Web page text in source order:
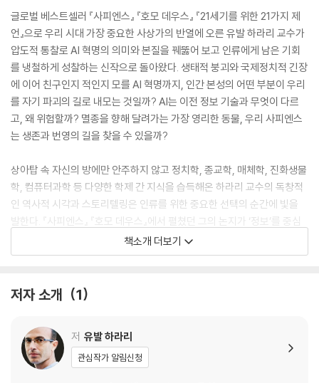
글로벌 베스트셀러 『사피엔스』 『호모 데우스』 『21세기를 위한 21가지 제
언』으로 우리 시대 가장 중요한 사상가의 반열에 오른 유발 하라리 교수가
압도적 통찰로 AI 혁명의 의미와 본질을 꿰뚫어 보고 인류에게 남은 기회
를 냉철하게 성찰하는 신작으로 돌아왔다. 생태적 붕괴와 국제정치적 긴장
에 이어 친구인지 적인지 모를 AI 혁명까지, 인간 본성의 어떤 부분이 우리
를 자기 파괴의 길로 내모는 것일까? AI는 이전 정보 기술과 무엇이 다르
고, 왜 위험할까? 멸종을 향해 달려가는 가장 영리한 동물, 우리 사피엔스
는 생존과 번영의 길을 찾을 수 있을까?
상아탑 속 자신의 방에만 안주하지 않고 정치학, 종교학, 매체학, 진화생물
학, 컴퓨터과학 등 다양한 학제 간 지식을 습득해온 하라리 교수의 독창적
인 역사적 시각과 스토리텔링은 인류를 위한 중요한 선택의 순간에 빛을
발한다. 『사피엔스』 『호모 데우스』에서 펼쳤던 그의 논지가 ‘정보’를 중심
으로 통합되어 더 정교하게 실체를 드러내는 『넥서스』에서 우리는 하라리
교수의 도저한 ‘현실주의’적 해법을 만난다. 비인간 지능이 우리의 존재를
s comes the groundbreaking story of how information ne
tworks have made, and unmade, our world.
책소개 더보기
저자 소개 1
저 유발 하라리
관심작가 알림신청